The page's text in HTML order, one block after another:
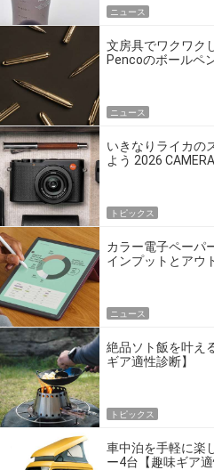
ニュース
文房具でワクワク
Pencoのボールペ
ニュース
いきなりライカの
よう 2026 CAMERA
トピックス
カラー電子ペーパ
インプットとアウ
ニュース
絶品ソト飯を叶え
ギア適性診断】
トピックス
車中泊を手軽に楽
ー4台【趣味ギア適